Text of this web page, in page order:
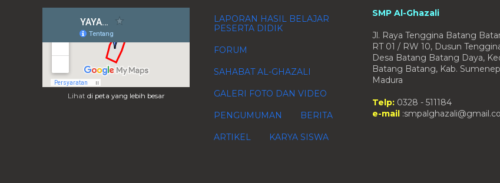
Lihat di peta yang lebih besar
LAPORAN HASIL BELAJAR
PESERTA DIDIK
FORUM
SAHABAT AL-GHAZALI
GALERI FOTO DAN VIDEO
PENGUMUMAN BERITA
ARTIKEL KARYA SISWA
SMP Al-Ghazali
Jl. Raya Tenggina Batang
RT 01 / RW 10, Dusun
Desa Batang Batang Daya,
Batang Batang, Kab.
Madura
Telp: 0328 - 511184
e-mail